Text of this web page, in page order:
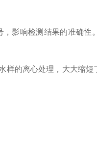
影响检测结果的准确性
的离心处理，大大缩短